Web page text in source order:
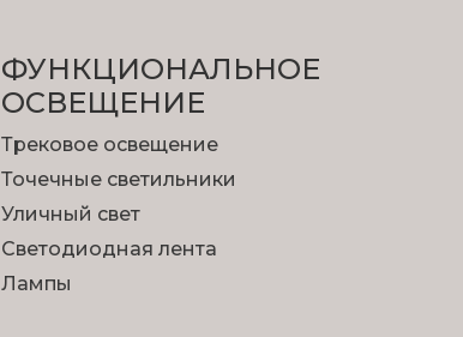
ФУНКЦИОНА­ЛЬНОЕ
ОСВЕЩЕНИЕ
Трековое освещение
Точечные светильники
Уличный свет
Светодиодная лента
Лампы